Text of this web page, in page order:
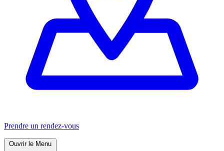
Prendre un rendez-vous